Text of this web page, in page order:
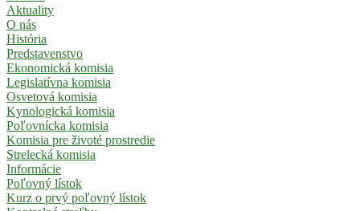
Aktuality
O nás
História
Predstavenstvo
Ekonomická komisia
Legislatívna komisia
Osvetová komisia
Kynologická komisia
Poľovnícka komisia
Komisia pre životé prostredie
Strelecká komisia
Informácie
Poľovný lístok
Kurz o prvý poľovný lístok